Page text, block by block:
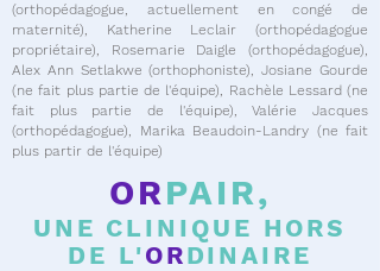
(orthopédagogue, actuellement en congé de
maternité), Katherine Leclair (orthopédagogue
propriétaire), Rosemarie Daigle (orthopédagogue),
Alex Ann Setlakwe (orthophoniste), Josiane Gourde
(ne fait plus partie de l'équipe), Rachèle Lessard (ne
fait plus partie de l'équipe), Valérie Jacques
(orthopédagogue),
Marika Beaudoin-Landry (ne fait
plus partir de l'équipe)
ORPAIR,
UNE CLINIQUE HORS
DE L'ORDINAIRE